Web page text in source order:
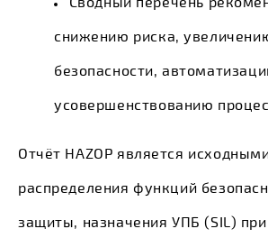
снижению риска,
безопасности,
усовершенствованию
Отчёт HAZOP является
распределения функций
защиты, назначения УПБ (SIL)